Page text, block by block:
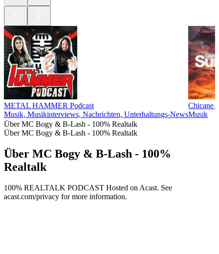
METAL HAMMER Podcast
Musik, Musikinterviews, Nachrichten, Unterhaltungs-News
Chicane
Musik
Über MC Bogy & B-Lash - 100% Realtalk
Über MC Bogy & B-Lash - 100% Realtalk
Über MC Bogy & B-Lash - 100%
Realtalk
100% REALTALK PODCAST Hosted on Acast. See
acast.com/privacy for more information.